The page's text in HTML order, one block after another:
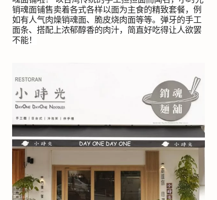
销魂面铺售卖着各式各样以面为主食的精致套餐，例
如有人气肉燥销魂面、脆皮烧肉面等等。弹牙的手工
面条、搭配上浓郁醇香的肉汁，简直好吃得让人欲罢
不能！